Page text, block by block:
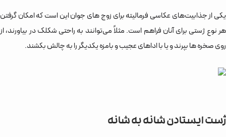
یکی از جذابیت‌های عکاسی فرمالیته برای زوج های جوان این است که امکان گرفتن
هر نوع ژستی برای آنان فراهم است. مثلاً می‌توانند به راحتی شکلک در بیاورند، از
روی صخره ها بپرند و یا با اداهای عجیب و بامزه یکدیگر را به چالش بکشند.
ژست ایستادن شانه به شانه